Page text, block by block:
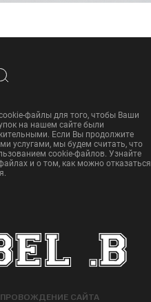
САЙТА
файлы для того, чтобы Ваши
на нашем сайте были
Если Вы продолжите
услугами, мы будем считать, что
cookie-файлов. Узнайте
и о том, как можно отказаться
САЙТА